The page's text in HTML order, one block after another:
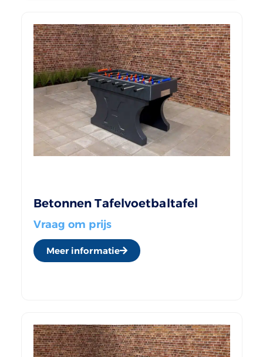
Betonnen Tafelvoetbaltafel
Vraag om prijs
Meer informatie